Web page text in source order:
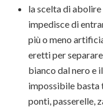
la scelta di
impedisce di
più o meno
eretti per
bianco dal nero e
impossibile basta
ponti, passerelle,